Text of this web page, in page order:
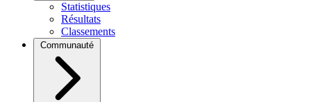
Statistiques
Résultats
Classements
Communauté